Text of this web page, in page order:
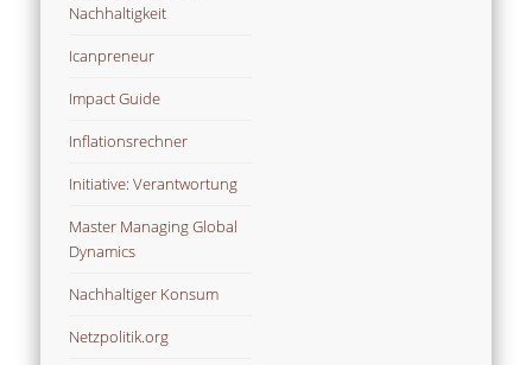
Nachhaltigkeit
Icanpreneur
Impact Guide
Inflationsrechner
Initiative: Verantwortung
Master Managing Global
Dynamics
Nachhaltiger Konsum
Netzpolitik.org